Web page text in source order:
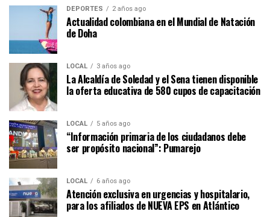
DEPORTES 2 años ago
Actualidad colombiana en el Mundial de Natación
de Doha
LOCAL 3 años ago
La Alcaldía de Soledad y el Sena tienen disponible
la oferta educativa de 580 cupos de capacitación
LOCAL 5 años ago
“Información primaria de los ciudadanos debe
ser propósito nacional”: Pumarejo
LOCAL 6 años ago
Atención exclusiva en urgencias y hospitalario,
para los afiliados de NUEVA EPS en Atlántico